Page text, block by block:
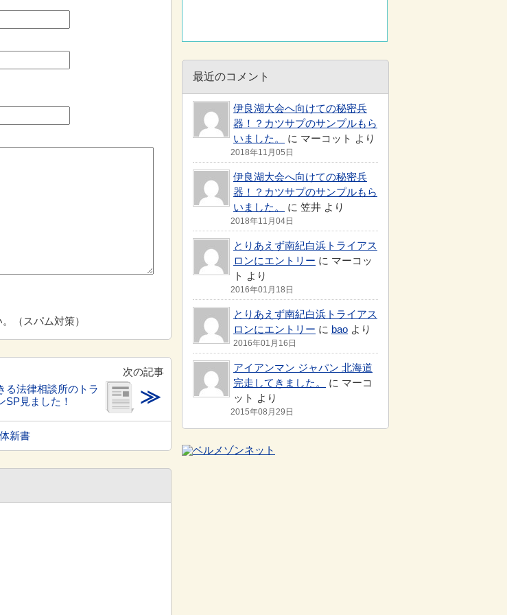
（スパム対策）
次の記事
る法律相談所のトラ
SP見ました！
≫
新書
最近のコメント
伊良湖大会へ向けての秘密兵
器！？カツサプのサンプルもら
いました。
に マーコット より
2018年11月05日
伊良湖大会へ向けての秘密兵
器！？カツサプのサンプルもら
いました。
に 笠井 より
2018年11月04日
とりあえず南紀白浜トライアス
ロンにエントリー に マーコッ
ト より
2016年01月18日
とりあえず南紀白浜トライアス
ロンにエントリー に bao より
2016年01月16日
アイアンマン ジャパン 北海道
完走してきました。
に マーコ
ット より
2015年08月29日